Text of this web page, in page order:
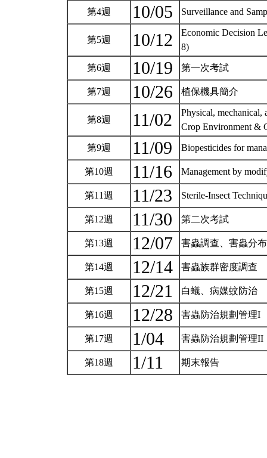
第4週 10/05 Surveillance and
第5週 10/12
Economic Decision
8)
第6週 10/19 第一次考試
第7週 10/26 植保機具簡介
第8週 11/02
Physical,
Crop Environment &
第9週 11/09 Biopesticides for
第10週 11/16 Management by
第11週 11/23 Sterile-Insect
第12週 11/30 第二次考試
第13週 12/07 害蟲調查、害蟲分
第14週 12/14 害蟲族群密度調查
第15週 12/21 白蟻、病媒蚊防治
第16週 12/28 害蟲防治規劃管理I
第17週 1/04 害蟲防治規劃管理II
第18週 1/11 期末報告